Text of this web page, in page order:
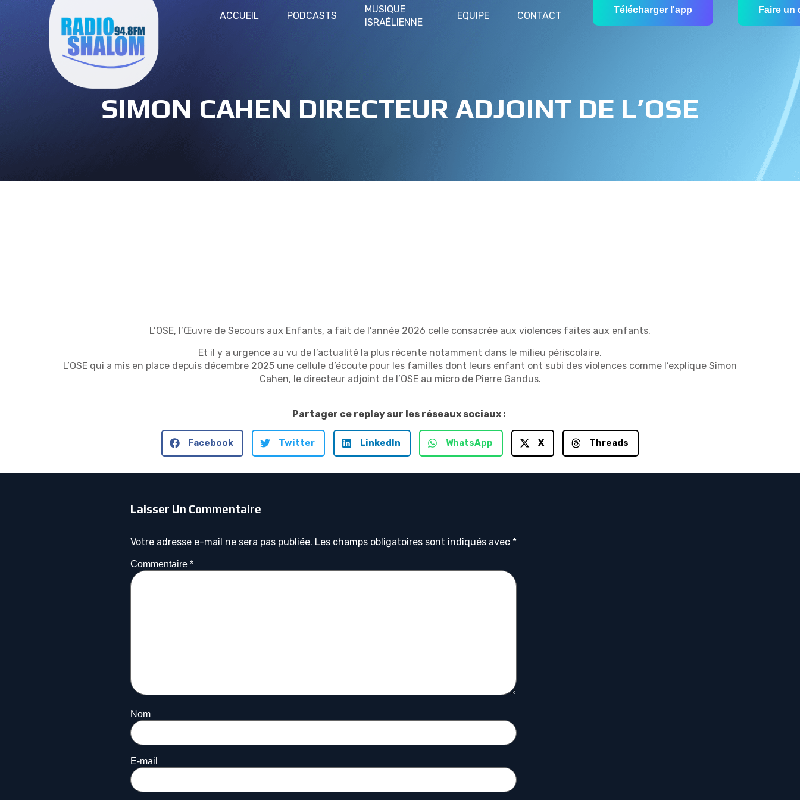
ACCUEIL PODCASTS
MUSIQUE
ISRAÉLIENNE
EQUIPE CONTACT
Télécharger l'app Faire un
SIMON CAHEN DIRECTEUR ADJOINT DE L’OSE
L’OSE, l’Œuvre de Secours aux Enfants, a fait de l’année 2026 celle consacrée aux violences faites aux enfants.
Et il y a urgence au vu de l’actualité la plus récente notamment dans le milieu périscolaire.
L’OSE qui a mis en place depuis décembre 2025 une cellule d’écoute pour les familles dont leurs enfant ont subi des violences comme l’explique Simon
Cahen, le directeur adjoint de l’OSE au micro de Pierre Gandus.
Partager ce replay sur les réseaux sociaux :
Facebook Twitter LinkedIn WhatsApp X Threads
Laisser Un Commentaire
Votre adresse e-mail ne sera pas publiée. Les champs obligatoires sont indiqués avec *
Commentaire *
Nom
E-mail